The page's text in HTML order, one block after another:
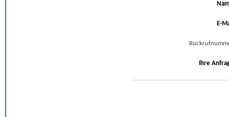
E-
Ihre